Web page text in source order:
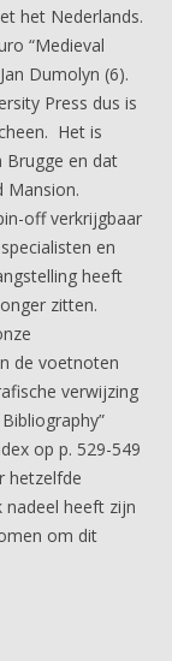
het Nederlands.
“Medieval
Dumolyn (6).
Press dus is
Het is
Brugge en dat
Mansion.
off verkrijgbaar
en
heeft
zitten.
de voetnoten
verwijzing
op p. 529-549
hetzelfde
nadeel heeft zijn
om dit